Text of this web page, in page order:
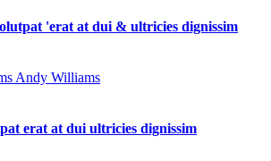
'erat at dui & ultricies dignissim
Andy Williams
erat at dui ultricies dignissim